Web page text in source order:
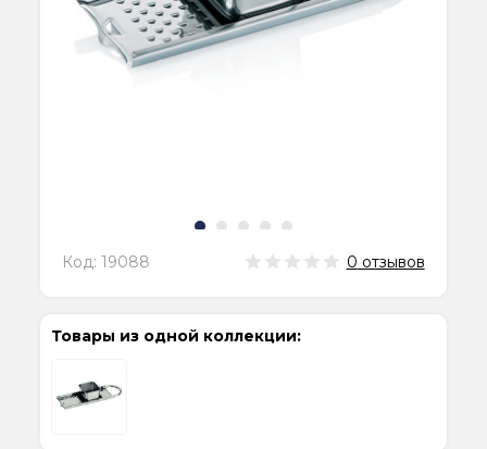
Код:19088 0 отзывов
Товары из одной коллекции: